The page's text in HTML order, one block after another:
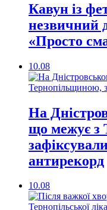
Кавун із
незвичний
«Просто
10.08
На
що межує з
антирекорд
10.08